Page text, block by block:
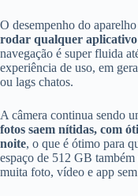
O desempenho do
rodar qualquer
navegação é super fluida
experiência de uso, em
ou lags chatos.
A câmera continua sendo
fotos saem nítidas, com
noite, o que é ótimo para
espaço de 512 GB
muita foto, vídeo e app